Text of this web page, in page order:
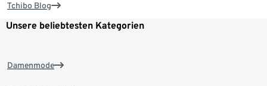
Tchibo Blog
Unsere beliebtesten Kategorien
Damenmode